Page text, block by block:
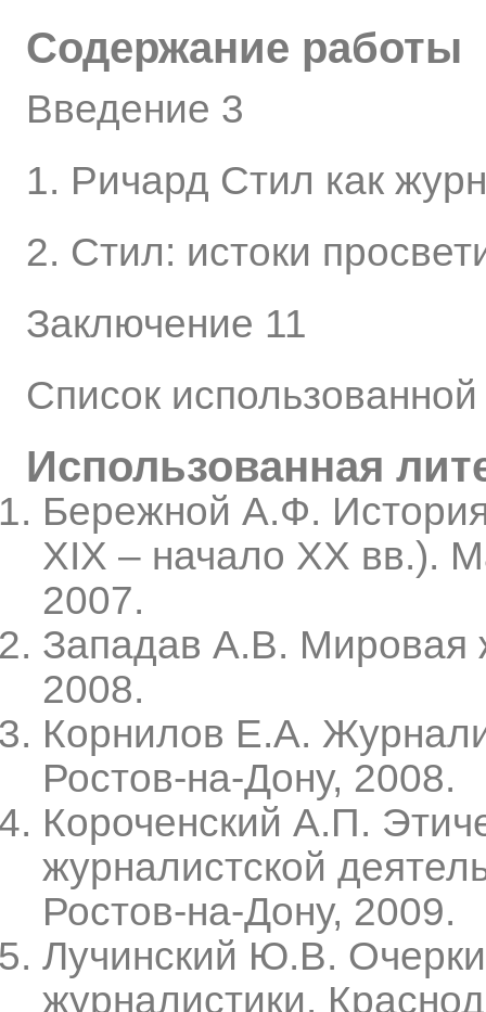
Содержание работы
Введение 3
1. Ричард Стил как
2. Стил: истоки
Заключение 11
Список
Использованная
Бережной А.Ф.
XIX – начало XX вв.).
2007.
Западав А.В. Мировая
2008.
Корнилов Е.А.
Ростов-на-Дону, 2008.
Короченский А.П.
журналистской
Ростов-на-Дону, 2009.
Лучинский Ю.В.
журналистики.